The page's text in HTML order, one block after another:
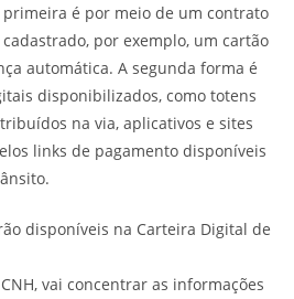
é por meio de um contrato
por exemplo, um cartão
automática. A segunda forma é
disponibilizados, como totens
na via, aplicativos e sites
links de pagamento disponíveis
disponíveis na Carteira Digital de
vai concentrar as informações